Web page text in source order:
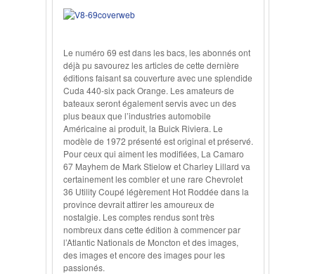
Le numéro 69 est dans les bacs, les abonnés ont
déjà pu savourez les articles de cette dernière
éditions faisant sa couverture avec une splendide
Cuda 440-six pack Orange. Les amateurs de
bateaux seront également servis avec un des
plus beaux que l’industries automobile
Américaine ai produit, la Buick Riviera. Le
modèle de 1972 présenté est original et préservé.
Pour ceux qui aiment les modifiées, La Camaro
67 Mayhem de Mark Stielow et Charley Lillard va
certainement les combler et une rare Chevrolet
36 Utility Coupé légèrement Hot Roddée dans la
province devrait attirer les amoureux de
nostalgie. Les comptes rendus sont très
nombreux dans cette édition à commencer par
l’Atlantic Nationals de Moncton et des images,
des images et encore des images pour les
passionés.